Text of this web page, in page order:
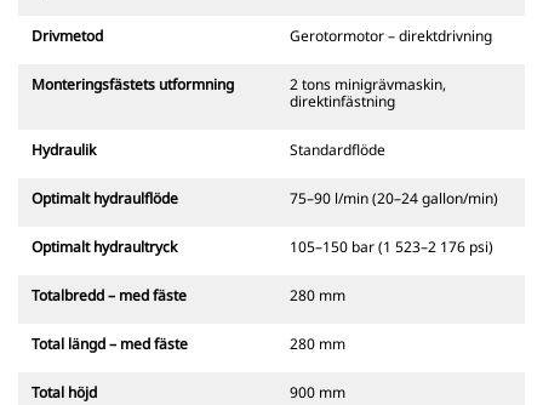
Drivmetod Gerotormotor – direktdrivning
Monteringsfästets utformning
2 tons minigrävmaskin,
direktinfästning
Hydraulik Standardflöde
Optimalt hydraulflöde 75–90 l/min (20–24 gallon/min)
Optimalt hydraultryck 105–150 bar (1 523–2 176 psi)
Totalbredd – med fäste 280 mm
Total längd – med fäste 280 mm
Total höjd 900 mm